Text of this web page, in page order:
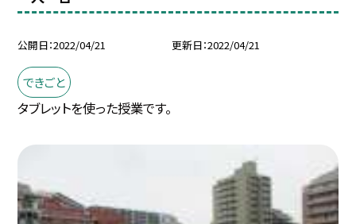
公開日 2022/04/21 更新日 2022/04/21
できごと
タブレットを使った授業です。